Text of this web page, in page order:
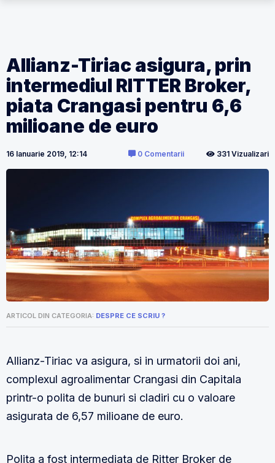
Allianz-Tiriac asigura, prin
intermediul RITTER Broker,
piata Crangasi pentru 6,6
milioane de euro
16 Ianuarie 2019, 12:14 0 Comentarii 331 Vizualizari
ARTICOL DIN CATEGORIA: DESPRE CE SCRIU ?
Allianz-Tiriac va asigura, si in urmatorii doi ani,
complexul agroalimentar Crangasi din Capitala
printr-o polita de bunuri si cladiri cu o valoare
asigurata de 6,57 milioane de euro.
Polita a fost intermediata de Ritter Broker de